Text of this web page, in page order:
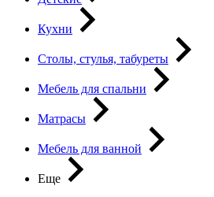
Кухни
Столы, стулья, табуреты
Мебель для спальни
Матрасы
Мебель для ванной
Еще